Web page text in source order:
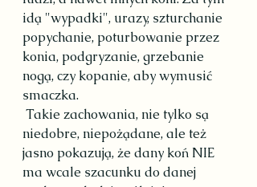
idą "wypadki", urazy, szturchanie
popychanie, poturbowanie przez
konia, podgryzanie, grzebanie
nogą, czy kopanie, aby wymusić
smaczka.
niedobre, niepożądane, ale też
jasno pokazują, że dany koń NIE
ma wcale szacunku do danej